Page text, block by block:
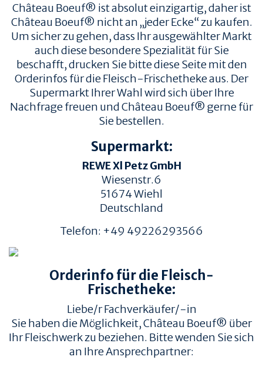
Château Boeuf® ist absolut einzigartig, daher ist
Château Boeuf® nicht an „jeder Ecke“ zu kaufen.
Um sicher zu gehen, dass Ihr ausgewählter Markt
auch diese besondere Spezialität für Sie
beschafft, drucken Sie bitte diese Seite mit den
Orderinfos für die Fleisch-Frischetheke aus. Der
Supermarkt Ihrer Wahl wird sich über Ihre
Nachfrage freuen und Château Boeuf® gerne für
Sie bestellen.
Supermarkt:
REWE Xl Petz GmbH
Wiesenstr.6
51674Wiehl
Deutschland
Telefon: +49 49226293566
Orderinfo für die Fleisch-
Frischetheke:
Liebe/r Fachverkäufer/-in
Sie haben die Möglichkeit, Château Boeuf® über
Ihr Fleischwerk zu beziehen. Bitte wenden Sie sich
an Ihre Ansprechpartner:
TIERWOHL &
HERKUNFT & HALTUNG
RINDERRASSEN
ZERTIFIZIERUNGEN
QUALITÄT &
RÜCKVERFOLGBARKEIT
ZUSCHNITTE
REZEPTE
REZEPTE